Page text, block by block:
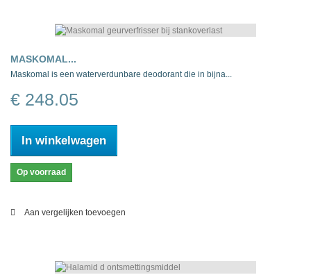
MASKOMAL...
Maskomal is een waterverdunbare deodorant die in bijna...
€ 248.05
In winkelwagen
Op voorraad
Aan vergelijken toevoegen